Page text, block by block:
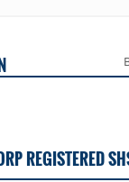
REGISTERED